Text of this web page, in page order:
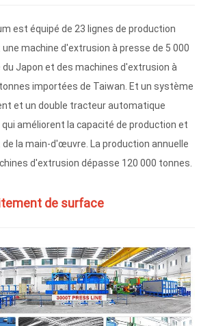
est équipé de 23 lignes de production
machine d'extrusion à presse de 5 000
Japon et des machines d'extrusion à
importées de Taiwan. Et un système
et un double tracteur automatique
améliorent la capacité de production et
la main-d'œuvre. La production annuelle
d'extrusion dépasse 120 000 tonnes.
de surface